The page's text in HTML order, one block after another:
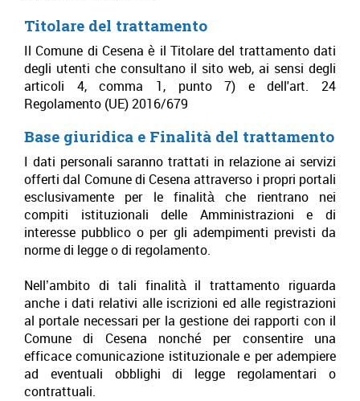
Titolare del trattamento
Il Comune di Cesena è il Titolare del trattamento dati
degli utenti che consultano il sito web, ai sensi degli
articoli 4, comma 1, punto 7) e dell'art. 24
Regolamento (UE) 2016/679
Base giuridica e Finalità del trattamento
I dati personali saranno trattati in relazione ai servizi
offerti dal Comune di Cesena attraverso i propri portali
esclusivamente per le finalità che rientrano nei
compiti istituzionali delle Amministrazioni e di
interesse pubblico o per gli adempimenti previsti da
norme di legge o di regolamento.
Nell’ambito di tali finalità il trattamento riguarda
anche i dati relativi alle iscrizioni ed alle registrazioni
al portale necessari per la gestione dei rapporti con il
Comune di Cesena nonché per consentire una
efficace comunicazione istituzionale e per adempiere
ad eventuali obblighi di legge regolamentari o
contrattuali.